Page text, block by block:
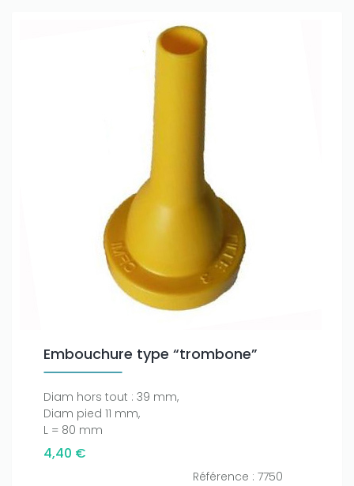
Embouchure type “trombone”
Diam hors tout : 39 mm,
Diam pied 11 mm,
L = 80 mm
4,40 €
Référence : 7750